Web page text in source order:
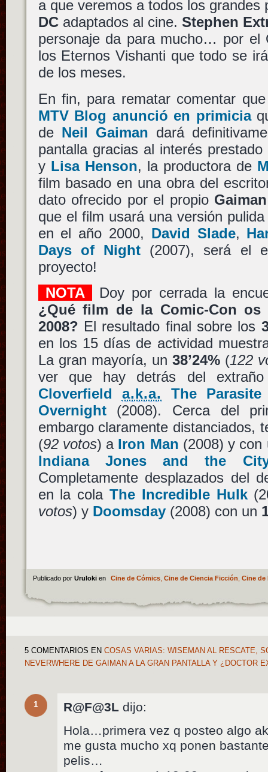
a que veremos a todos los
DCadaptados al cine. Stephen
personaje da para mucho… por el
los Eternos Vishanti que todo se
de los meses.
En fin, para rematar comentar
MTV Blog anunció en primicia
de Neil Gaiman dará
pantalla gracias al interés
y Lisa Henson, la productora de
film basado en una obra del
dato ofrecido por el propio Gaiman
que el film usará una versión
en el año 2000, David Slade,
Days of Night(2007), será el
proyecto!
NOTA
Doy por cerrada la
¿Qué film de la Comic-Con os
2008? El resultado final sobre los
en los 15 días de actividad
La gran mayoría, un 38’24%(122
ver que hay detrás del
Cloverfield a.k.a.
The
Overnight (2008). Cerca del
embargo claramente distanciados,
(92 votos) a Iron Man (2008) y
Indiana Jones and the
Completamente desplazados del
en la cola The Incredible Hulk
votos) y Doomsday(2008) con un
Publicado por Uruloki en Cine de Cómics, Cine de Ciencia Ficción Cine de
5 COMENTARIOS EN COSAS VARIAS: WISEMAN AL RESCATE,
NEVERWHERE DE GAIMAN A LA GRAN PANTALLA Y ¿DOCTOR
1 R@F@3L dijo:
Hola…primera vez q posteo algo
me gusta mucho xq ponen
pelis…